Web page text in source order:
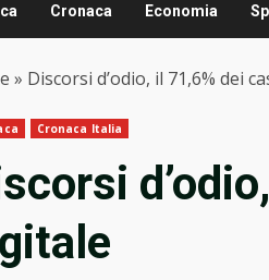
Cronaca Economia
» Discorsi d’odio, il 71,6% dei
Cronaca Italia